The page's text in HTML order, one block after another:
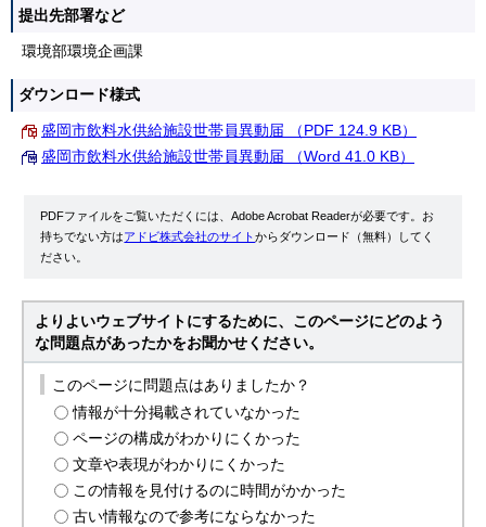
提出先部署など
環境部環境企画課
ダウンロード様式
盛岡市飲料水供給施設世帯員異動届 （PDF 124.9 KB）
盛岡市飲料水供給施設世帯員異動届 （Word 41.0 KB）
PDFファイルをご覧いただくには、Adobe Acrobat Readerが必要です。お
持ちでない方はアドビ株式会社のサイトからダウンロード（無料）してく
ださい。
よりよいウェブサイトにするために、このページにどのよう
な問題点があったかをお聞かせください。
このページに問題点はありましたか？
情報が十分掲載されていなかった
ページの構成がわかりにくかった
文章や表現がわかりにくかった
この情報を見付けるのに時間がかかった
古い情報なので参考にならなかった